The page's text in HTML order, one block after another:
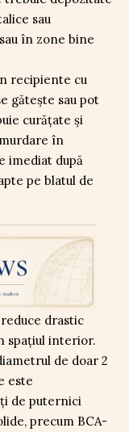
sau
în zone bine
recipiente cu
gătește sau pot
curățate și
în
imediat după
pe blatul de
drastic
spațiul interior.
de doar 2
este
de puternici
precum BCA-